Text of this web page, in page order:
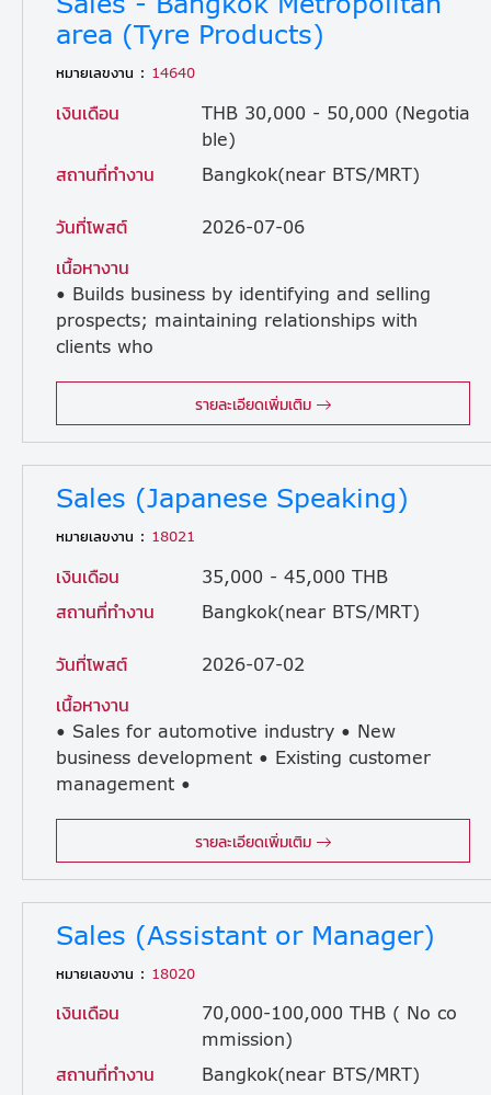
area (Tyre Products)
หมายเลขงาน : 14640
เงินเดือน
THB 30,000 - 50,000 (Negotia
ble)
สถานที่ทำงาน
Bangkok(near BTS/MRT)
วันที่โพสต์
2026-07-06
เนื้อหางาน
• Builds business by identifying and selling
prospects; maintaining relationships with
clients who
รายละเอียดเพิ่มเติม
Sales (Japanese Speaking)
หมายเลขงาน : 18021
เงินเดือน
35,000 - 45,000 THB
สถานที่ทำงาน
Bangkok(near BTS/MRT)
วันที่โพสต์
2026-07-02
เนื้อหางาน
• Sales for automotive industry • New
business development • Existing customer
management •
รายละเอียดเพิ่มเติม
Sales (Assistant or Manager)
หมายเลขงาน : 18020
เงินเดือน
70,000-100,000 THB ( No co
mmission)
สถานที่ทำงาน
Bangkok(near BTS/MRT)